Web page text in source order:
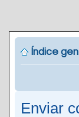
Índice
Enviar